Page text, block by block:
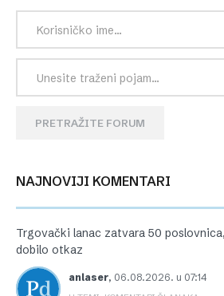
PRETRAŽITE FORUM
NAJNOVIJI KOMENTARI
Trgovački lanac zatvara 50
dobilo otkaz
anlaser, 06.08.2026. u 07:14